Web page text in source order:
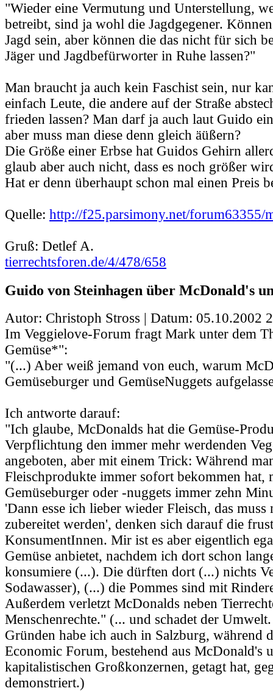
"Wieder eine Vermutung und Unterstellung,
betreibt, sind ja wohl die Jagdgegener.
Jagd sein, aber können die das nicht für sich
Jäger und Jagdbefürworter in Ruhe lassen?"
Man braucht ja auch kein Faschist sein, nur
einfach Leute, die andere auf der Straße
frieden lassen? Man darf ja auch laut Guido
aber muss man diese denn gleich äüßern?
Die Größe einer Erbse hat Guidos Gehirn
glaub aber auch nicht, dass es noch größer
Hat er denn überhaupt schon mal einen Preis
Quelle: http://f25.parsimony.net/forum63355/
Gruß: Detlef A.
tierrechtsforen.de/4/478/658
Guido von Steinhagen über McDonald's
Autor: Christoph Stross | Datum: 05.10.2002
Im Veggielove-Forum fragt Mark unter dem
Gemüse*":
"(...) Aber weiß jemand von euch, warum
Gemüseburger und GemüseNuggets
Ich antworte darauf:
"Ich glaube, McDonalds hat die Gemüse-
Verpflichtung den immer mehr werdenden
angeboten, aber mit einem Trick: Während
Fleischprodukte immer sofort bekommen hat,
Gemüseburger oder -nuggets immer zehn
'Dann esse ich lieber wieder Fleisch, das muss
zubereitet werden', denken sich darauf die
KonsumentInnen. Mir ist es aber eigentlich
Gemüse anbietet, nachdem ich dort schon
konsumiere (...). Die dürften dort (...) nichts
Sodawasser), (...) die Pommes sind mit
Außerdem verletzt McDonalds neben
Menschenrechte." (... und schadet der
Gründen habe ich auch in Salzburg, während
Economic Forum, bestehend aus McDonald's
kapitalistischen Großkonzernen, getagt hat,
demonstriert.)